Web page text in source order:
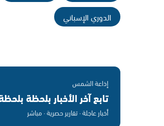
الدوري الإسباني
إذاعة الشمس
تابع آخر الأخبار بلحظة
أخبار عاجلة · تقارير حصرية · مباشر